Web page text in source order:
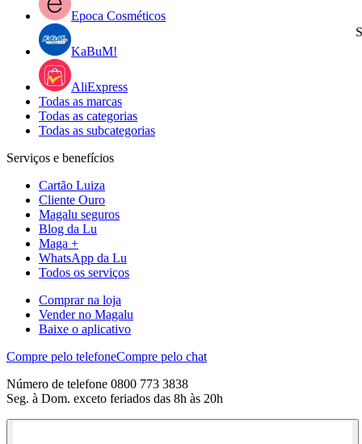
Epoca Cosméticos
KaBuM!
AliExpress
Todas as marcas
Todas as categorias
Todas as subcategorias
Serviços e benefícios
Cartão Luiza
Cliente Ouro
Magalu seguros
Blog da Lu
Maga +
WhatsApp da Lu
Todos os serviços
Comprar na loja
Vender no Magalu
Baixe o aplicativo
Compre pelo telefoneCompre pelo chat
Número de telefone 0800 773 3838
Seg. à Dom. exceto feriados das 8h às 20h